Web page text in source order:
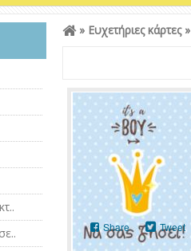
» Ευχετήριες κάρτες»
Share Tweet